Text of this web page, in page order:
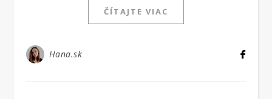
ČÍTAJTE VIAC
Hana.sk